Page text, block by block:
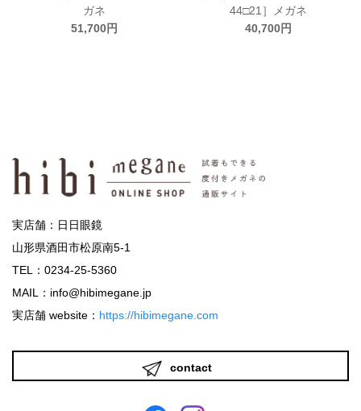
ガネ
51,700円
44□21］メガネ
40,700円
実店舗：日日眼鏡
山形県酒田市松原南5-1
TEL：0234-25-5360
MAIL：info@hibimegane.jp
実店舗 website： https://hibimegane.com
contact